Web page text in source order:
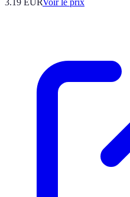
3.19 EURVoir le prix